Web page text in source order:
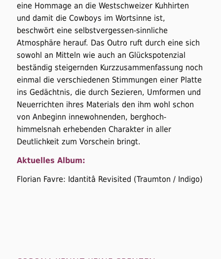
eine Hommage an die Westschweizer Kuhhirten
und damit die Cowboys im Wortsinne ist,
beschwört eine selbstvergessen-sinnliche
Atmosphäre herauf. Das Outro ruft durch eine sich
sowohl an Mitteln wie auch an Glückspotenzial
beständig steigernden Kurzzusammenfassung noch
einmal die verschiedenen Stimmungen einer Platte
ins Gedächtnis, die durch Sezieren, Umformen und
Neuerrichten ihres Materials den ihm wohl schon
von Anbeginn innewohnenden, berghoch-
himmelsnah erhebenden Charakter in aller
Deutlichkeit zum Vorschein bringt.
Aktuelles Album:
Florian Favre: Idantitâ Revisited (Traumton / Indigo)